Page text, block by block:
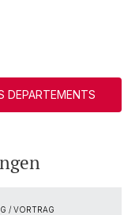
DEPARTEMENTS
/ VORTRAG